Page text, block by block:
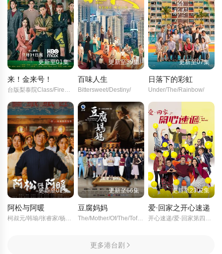
更新至01集
来！金来号！
台版梨泰院Class/Fired/Up/
更新至39集
百味人生
Bittersweet/Destiny/
更新至07集
日落下的彩虹
Under/The/Rainbow/
更新至01集
阿松与阿暖
柯叔元/韩瑜/张睿家/杨子仪/
更新至66集
豆腐妈妈
The/Mother/Of/The/Tofu/Family/
更新至2302集
爱·回家之开心速递
开心速递/爱·回家第四季/爱回家/爱回家之开心速递/
更多港台剧